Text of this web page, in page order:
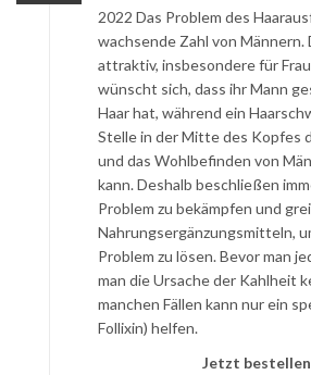
2022 Das Problem des
wachsende Zahl von
attraktiv, insbesondere für
wünscht sich, dass ihr Mann
Haar hat, während ein
Stelle in der Mitte des Kopfes
und das Wohlbefinden von
kann. Deshalb beschließen
Problem zu bekämpfen und
Nahrungsergänzungsmitteln,
Problem zu lösen. Bevor man
man die Ursache der Kahlheit
manchen Fällen kann nur ein
Follixin) helfen.
Jetzt bestellen